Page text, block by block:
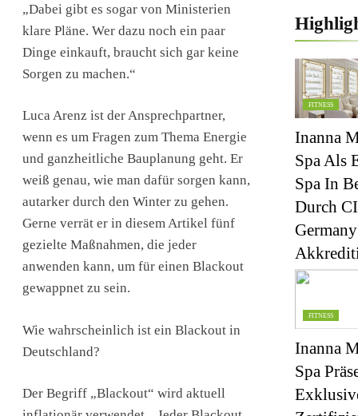
„Dabei gibt es sogar von Ministerien
klare Pläne. Wer dazu noch ein paar
Dinge einkauft, braucht sich gar keine
Sorgen zu machen.“
Luca Arenz ist der Ansprechpartner,
wenn es um Fragen zum Thema Energie
und ganzheitliche Bauplanung geht. Er
weiß genau, wie man dafür sorgen kann,
autarker durch den Winter zu gehen.
Gerne verrät er in diesem Artikel fünf
gezielte Maßnahmen, die jeder
anwenden kann, um für einen Blackout
gewappnet zu sein.
Wie wahrscheinlich ist ein Blackout in
Deutschland?
Der Begriff „Blackout“ wird aktuell
FITNESS
Inanna
Spa Als
Spa In
Durch
Germany
FITNESS
Inanna
Spa